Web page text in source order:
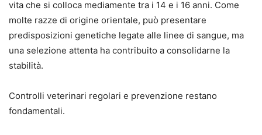
vita che si colloca mediamente tra i 14 e i 16 anni. Come
molte razze di origine orientale, può presentare
predisposizioni genetiche legate alle linee di sangue, ma
una selezione attenta ha contribuito a consolidarne la
stabilità.
Controlli veterinari regolari e prevenzione restano
fondamentali.